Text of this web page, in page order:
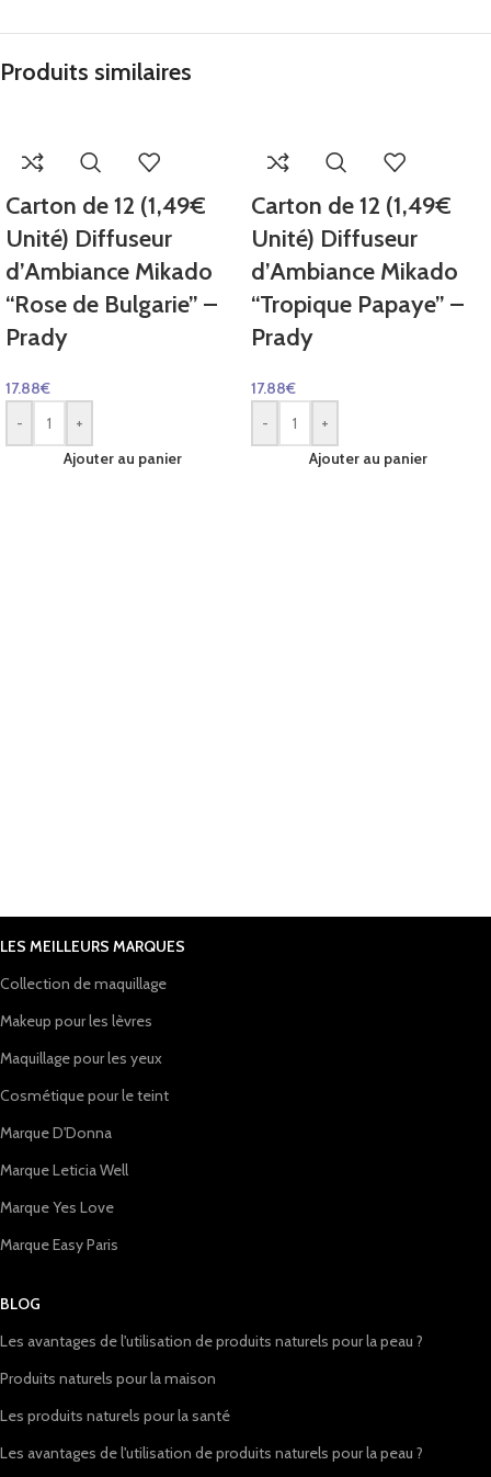
Produits similaires
Carton de 12 (1,49€
Unité) Diffuseur
d’Ambiance Mikado
“Rose de Bulgarie” –
Prady
17.88€
-
+
Ajouter au panier
Carton de 12 (1,49€
Unité) Diffuseur
d’Ambiance Mikado
“Tropique Papaye” –
Prady
17.88€
-
+
Ajouter au panier
LES MEILLEURS MARQUES
Collection de maquillage
Makeup pour les lèvres
Maquillage pour les yeux
Cosmétique pour le teint
Marque D'Donna
Marque Leticia Well
Marque Yes Love
Marque Easy Paris
BLOG
Les avantages de l'utilisation de produits naturels pour la peau ?
Produits naturels pour la maison
Les produits naturels pour la santé
Les avantages de l'utilisation de produits naturels pour la peau ?